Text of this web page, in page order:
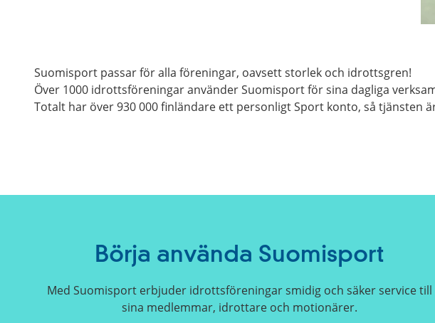
Suomisport passar för alla föreningar, oavsett storlek och idrottsgren!
Över 1000 idrottsföreningar använder Suomisport för sina dagliga
Totalt har över 930 000 finländare ett personligt Sport konto, så
Börja använda Suomisport
Med Suomisport erbjuder idrottsföreningar smidig och säker service till
sina medlemmar, idrottare och motionärer.